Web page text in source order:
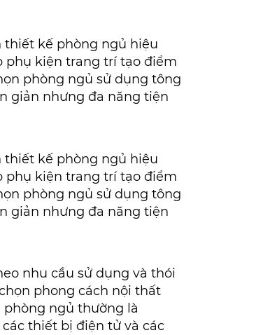
thiết kế phòng ngủ hiệu
phụ kiện trang trí tạo điểm
phòng ngủ sử dụng tông
giản nhưng đa năng tiện
thiết kế phòng ngủ hiệu
phụ kiện trang trí tạo điểm
phòng ngủ sử dụng tông
giản nhưng đa năng tiện
nhu cầu sử dụng và thói
phong cách nội thất
phòng ngủ thường là
thiết bị điện tử và các